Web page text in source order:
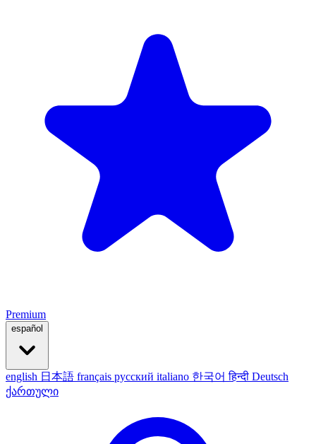
Premium
español
english 日本語 français русский italiano 한국어हिन्दी Deutsch
ქართული